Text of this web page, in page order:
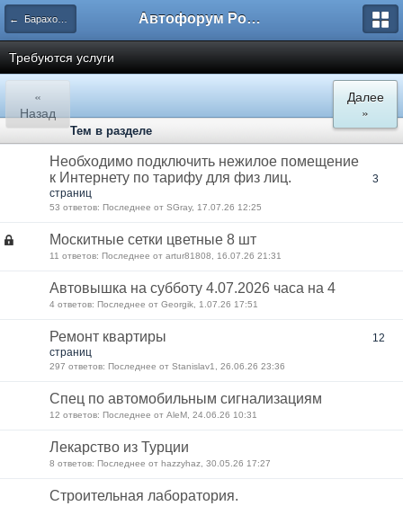
← Барахолка Автофорум Ростова-на-Дону
Требуются услуги
«
Назад
Далее
»
Тем в разделе
Необходимо подключить нежилое помещение
к Интернету по тарифу для физ лиц.
3
страниц
53 ответов: Последнее от SGray, 17.07.26 12:25
Москитные сетки цветные 8 шт
11 ответов: Последнее от artur81808, 16.07.26 21:31
Автовышка на субботу 4.07.2026 часа на 4
4 ответов: Последнее от Georgik, 1.07.26 17:51
Ремонт квартиры
12
страниц
297 ответов: Последнее от Stanislav1, 26.06.26 23:36
Спец по автомобильным сигнализациям
12 ответов: Последнее от AleM, 24.06.26 10:31
Лекарство из Турции
8 ответов: Последнее от hazzyhaz, 30.05.26 17:27
Строительная лаборатория.